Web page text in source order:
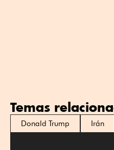
Temas
Donald Trump Irán